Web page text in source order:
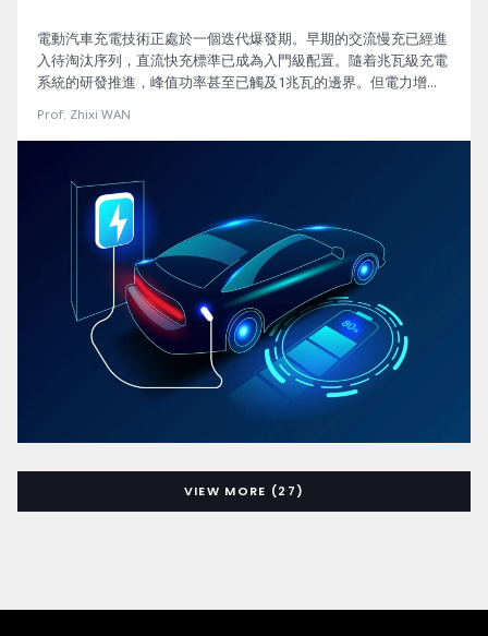
電動汽車充電技術正處於一個迭代爆發期。早期的交流慢充已經進
入待淘汰序列，直流快充標準已成為入門級配置。隨着兆瓦級充電
系統的研發推進，峰值功率甚至已觸及1兆瓦的邊界。但電力增
Prof. Zhixi WAN
VIEW MORE (27)